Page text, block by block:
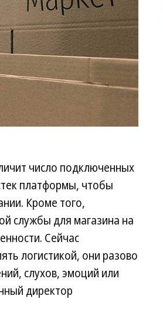
число подключенных
платформы, чтобы
Кроме того,
службы для магазина на
Сейчас
логистикой, они разово
слухов, эмоций или
директор